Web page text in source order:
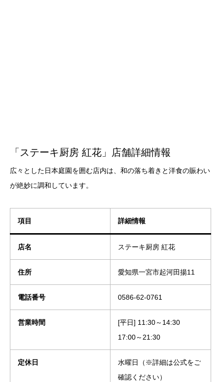
「ステーキ厨房 紅花」店舗詳細情報
広々とした日本庭園を囲む店内は、和の落ち着きと洋食の賑わい
が絶妙に調和しています。
項目 詳細情報
店名 ステーキ厨房 紅花
住所 愛知県一宮市起河田揚11
電話番号 0586-62-0761
営業時間
[平日] 11:30～14:30
17:00～21:30
定休日
水曜日（※詳細は公式をご
確認ください）